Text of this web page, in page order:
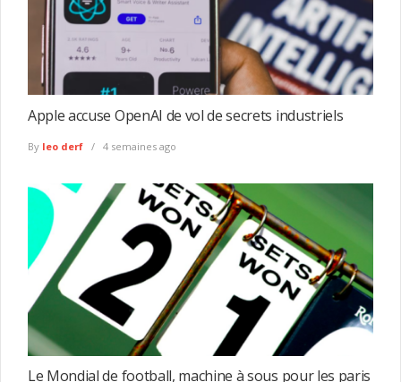
Apple accuse OpenAI de vol de secrets industriels
By leo derf 4 semaines ago
Le Mondial de football, machine à sous pour les paris